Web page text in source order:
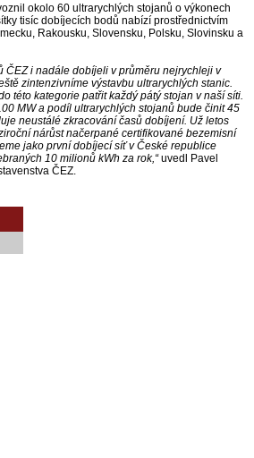
okolo 60 ultrarychlých stojanů o výkonech
tisíc dobíjecích bodů nabízí prostřednictvím
Rakousku, Slovensku, Polsku, Slovinsku a
ČEZ i nadále dobíjeli v průměru nejrychleji v
zintenzivníme výstavbu ultrarychlých stanic.
této kategorie patřit každý pátý stojan v naší síti.
MW a podíl ultrarychlých stojanů bude činit 45
neustálé zkracování časů dobíjení. Už letos
nárůst načerpané certifikované bezemisní
jako první dobíjecí síť v České republice
10 milionů kWh za rok,“uvedl Pavel
ČEZ.